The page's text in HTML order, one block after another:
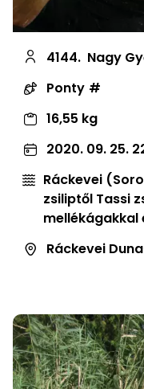
4144. Nagy
Ponty
16,55 kg
2020. 09. 25.
Ráckevei
zsiliptől Tassi
mellékágakkal
Ráckevei